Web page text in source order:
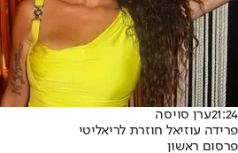
21:24ערן סויסה
פרידה עוזיאל חוזרת לריאליטי
פרסום ראשון